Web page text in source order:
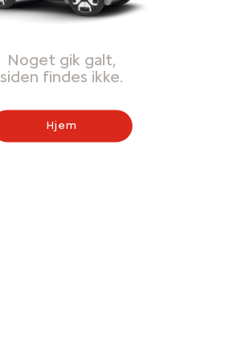
Noget gik galt,
siden findes ikke.
Hjem